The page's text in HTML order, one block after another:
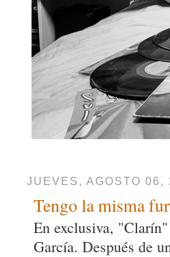
JUEVES, AGOSTO 06,
Tengo la misma
En exclusiva,
García. Después de